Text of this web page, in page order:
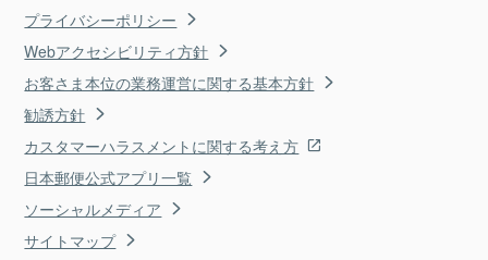
プライバシーポリシー
Webアクセシビリティ方針
お客さま本位の業務運営に関する基本方針
勧誘方針
カスタマーハラスメントに関する考え方
日本郵便公式アプリ一覧
ソーシャルメディア
サイトマップ